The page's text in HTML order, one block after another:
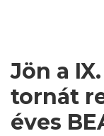
Jön a
tornát
éves